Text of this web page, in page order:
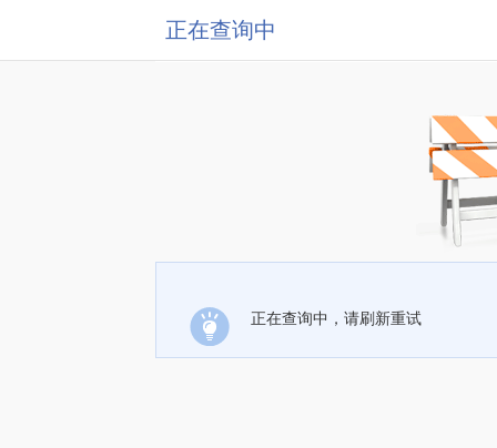
正在查询中
正在查询中，请刷新重试